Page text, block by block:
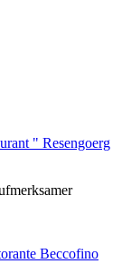
" Resengoerg
Beccofino